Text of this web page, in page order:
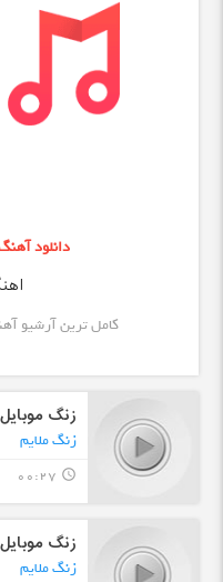
دانلود آهنگ
کامل ترین آرشیو
زنگ
زنگ ملایم
query_builder
00:27
زنگ
زنگ ملایم